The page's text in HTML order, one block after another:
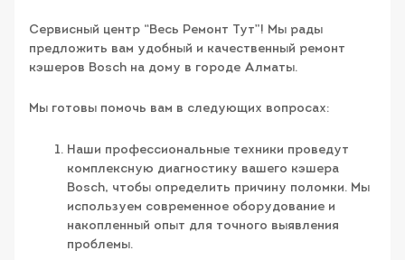
Cервисный центр “Весь Ремонт Тут”! Мы рады
предложить вам удобный и качественный ремонт
кэшеров Bosch на дому в городе Алматы.
Мы готовы помочь вам в следующих вопросах:
Наши профессиональные техники проведут
комплексную диагностику вашего кэшера
Bosch, чтобы определить причину поломки. Мы
используем современное оборудование и
накопленный опыт для точного выявления
проблемы.